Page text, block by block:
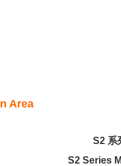
Area
S2 系
S2 Series